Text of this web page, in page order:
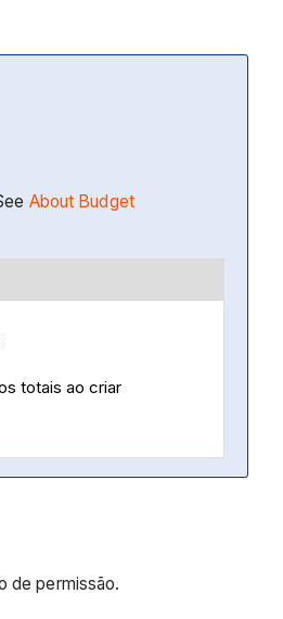
About Budget
totais ao criar
de permissão.